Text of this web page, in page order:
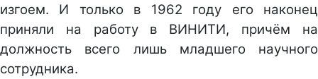
изгоем. И только в 1962 году его наконец
приняли на работу в ВИНИТИ, причём на
должность всего лишь младшего научного
сотрудника.